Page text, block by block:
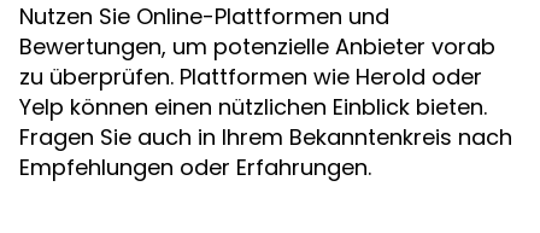
Nutzen Sie Online-Plattformen und
Bewertungen, um potenzielle Anbieter vorab
zu überprüfen. Plattformen wie Herold oder
Yelp können einen nützlichen Einblick bieten.
Fragen Sie auch in Ihrem Bekanntenkreis nach
Empfehlungen oder Erfahrungen.